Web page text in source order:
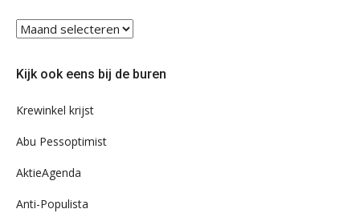
Blader
eens
ons
Kijk ook eens bij de buren
Krewinkel krijst
Abu Pessoptimist
AktieAgenda
Anti-Populista